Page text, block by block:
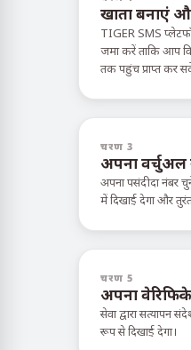
खाता बनाएं
TIGER SMS
जमा करें ताकि आप
तक पहुंच प्राप्त कर
चरण 3
अपना वर्चुअल
अपना पसंदीदा
में दिखाई देगा और
चरण 5
अपना
सेवा द्वारा सत्यापन
रूप से दिखाई देगा।